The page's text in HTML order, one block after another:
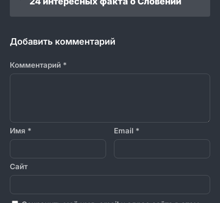
Добавить комментарий
Комментарий *
Имя * Email *
Сайт